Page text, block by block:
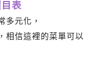
表
多元化，
相信這裡的菜單可以